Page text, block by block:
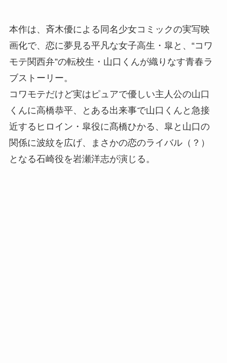
本作は、斉木優による同名少女コミックの実写映
画化で、恋に夢見る平凡な女子高生・皐と、“コワ
モテ関西弁”の転校生・山口くんが織りなす青春ラ
ブストーリー。
コワモテだけど実はピュアで優しい主人公の山口
くんに高橋恭平、とある出来事で山口くんと急接
近するヒロイン・皐役に髙橋ひかる、皐と山口の
関係に波紋を広げ、まさかの恋のライバル（？）
となる石崎役を岩瀬洋志が演じる。